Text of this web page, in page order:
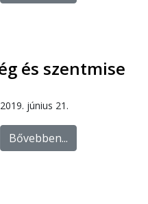
és szentmise
2019. június 21 .
Bővebben...